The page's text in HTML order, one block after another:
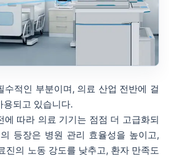
수적인 부분이며, 의료 산업 전반에 걸
용되고 있습니다.
에 따라 의료 기기는 점점 더 고급화되
등장은 병원 관리 효율성을 높이고,
진의 노동 강도를 낮추고, 환자 만족도